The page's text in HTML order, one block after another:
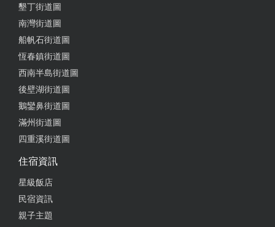
墾丁街道圖
南灣街道圖
船帆石街道圖
恆春鎮街道圖
西南半島街道圖
後壁湖街道圖
鵝鑾鼻街道圖
滿州街道圖
四重溪街道圖
住宿資訊
星級飯店
民宿資訊
親子主題